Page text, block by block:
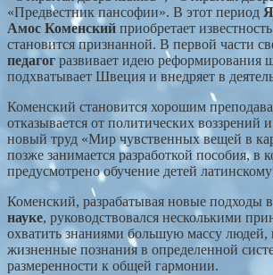
«Предвестник пансофии». В этот период
Амос Коменский приобретает
становится признанной. В первой части
педагог развивает идею реформирования
подхватывает Швеция и внедряет в
Коменский становится хорошим
отказывается от политических воззрений
новый труд «Мир чувственных вещей в
позже занимается разработкой пособия, в
предусмотрено обучение детей
Коменский, разрабатывая новые подходы в
науке, руководствовался несколькими
охватить знаниями большую массу людей,
жизненные познания в определенной
размеренности к общей гармонии.